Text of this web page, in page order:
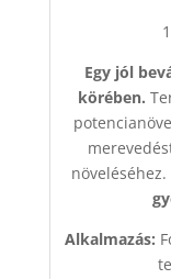
Egy jól
körében.
Alkalmazás: